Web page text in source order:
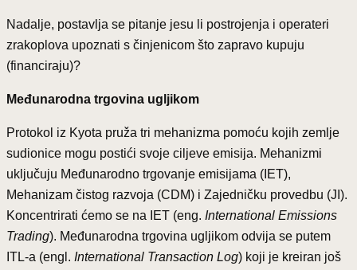
Nadalje, postavlja se pitanje jesu li postrojenja i operateri
zrakoplova upoznati s činjenicom što zapravo kupuju
(financiraju)?
Međunarodna trgovina ugljikom
Protokol iz Kyota pruža tri mehanizma pomoću kojih zemlje
sudionice mogu postići svoje ciljeve emisija. Mehanizmi
uključuju Međunarodno trgovanje emisijama (IET),
Mehanizam čistog razvoja (CDM) i Zajedničku provedbu (JI).
Koncentrirati ćemo se na IET (eng. International Emissions
Trading). Međunarodna trgovina ugljikom odvija se putem
ITL-a (engl. International Transaction Log) koji je kreiran još